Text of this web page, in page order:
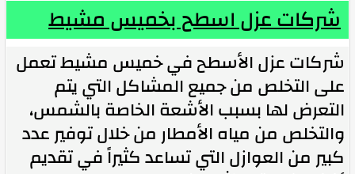
شركات عزل اسطح بخميس مشيط
شركات عزل الأسطح في خميس مشيط تعمل
على التخلص من جميع المشاكل التي يتم
التعرض لها بسبب الأشعة الخاصة بالشمس،
والتخلص من مياه الأمطار من خلال توفير عدد
كبير من العوازل التي تساعد كثيراً في تقديم